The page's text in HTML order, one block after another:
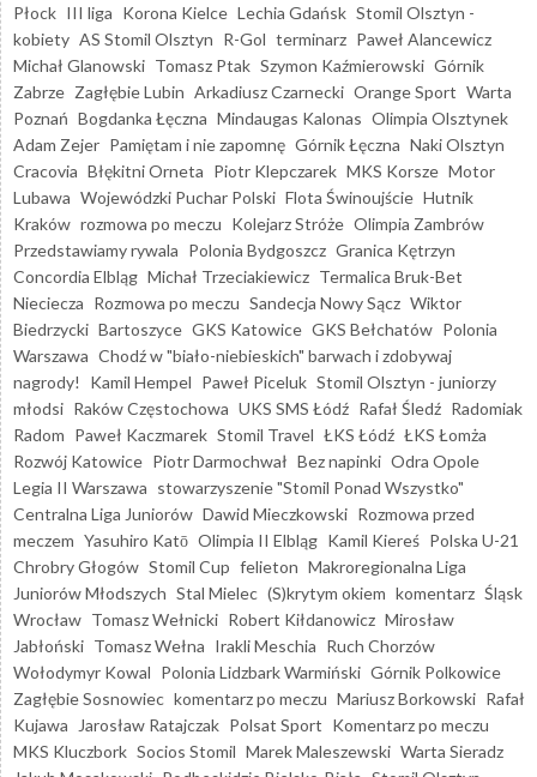
Płock III liga Korona Kielce Lechia Gdańsk Stomil Olsztyn -
kobiety AS Stomil Olsztyn R-Gol terminarz Paweł Alancewicz
Michał Glanowski Tomasz Ptak Szymon Kaźmierowski Górnik
Zabrze Zagłębie Lubin Arkadiusz Czarnecki Orange Sport Warta
Poznań Bogdanka Łęczna Mindaugas Kalonas Olimpia Olsztynek
Adam Zejer Pamiętam i nie zapomnę Górnik Łęczna Naki Olsztyn
Cracovia Błękitni Orneta Piotr Klepczarek MKS Korsze Motor
Lubawa Wojewódzki Puchar Polski Flota Świnoujście Hutnik
Kraków rozmowa po meczu Kolejarz Stróże Olimpia Zambrów
Przedstawiamy rywala Polonia Bydgoszcz Granica Kętrzyn
Concordia Elbląg Michał Trzeciakiewicz Termalica Bruk-Bet
Nieciecza Rozmowa po meczu Sandecja Nowy Sącz Wiktor
Biedrzycki Bartoszyce GKS Katowice GKS Bełchatów Polonia
Warszawa Chodź w "biało-niebieskich" barwach i zdobywaj
nagrody!
Kamil Hempel Paweł Piceluk Stomil Olsztyn - juniorzy
młodsi Raków Częstochowa UKS SMS Łódź Rafał Śledź Radomiak
Radom Paweł Kaczmarek Stomil Travel ŁKS Łódź ŁKS Łomża
Rozwój Katowice Piotr Darmochwał Bez napinki Odra Opole
Legia II Warszawa stowarzyszenie "Stomil Ponad Wszystko"
Centralna Liga Juniorów Dawid Mieczkowski Rozmowa przed
meczem Yasuhiro Katō Olimpia II Elbląg Kamil Kiereś Polska U-21
Chrobry Głogów Stomil Cup felieton Makroregionalna Liga
Juniorów Młodszych Stal Mielec (S)krytym okiem komentarz Śląsk
Wrocław Tomasz Wełnicki Robert Kiłdanowicz Mirosław
Jabłoński Tomasz Wełna Irakli Meschia Ruch Chorzów
Wołodymyr Kowal Polonia Lidzbark Warmiński Górnik Polkowice
Zagłębie Sosnowiec komentarz po meczu Mariusz Borkowski Rafał
Kujawa
Jarosław Ratajczak Polsat Sport Komentarz po meczu
MKS Kluczbork Socios Stomil Marek Maleszewski Warta Sieradz